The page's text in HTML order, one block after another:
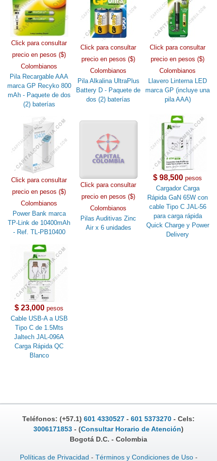
Click para consultar
precio en pesos ($)
Colombianos
Pila Recargable AAA
marca GP Recyko 800
mAh - Paquete de dos
(2) baterías
Click para consultar
precio en pesos ($)
Colombianos
Pila Alkalina UltraPlus
Battery D - Paquete de
dos (2) baterías
Click para consultar
precio en pesos ($)
Colombianos
Llavero Linterna LED
marca GP (incluye una
pila AAA)
Click para consultar
precio en pesos ($)
Colombianos
Power Bank marca
TP-Link de 10400mAh
- Ref. TL-PB10400
Click para consultar
precio en pesos ($)
Colombianos
Pilas Auditivas Zinc
Air x 6 unidades
$ 98,500 pesos
Cargador Carga
Rápida GaN 65W con
cable Tipo C JAL-56
para carga rápida
Quick Charge y Power
Delivery
$ 23,000 pesos
Cable USB-A a USB
Tipo C de 1.5Mts
Jaltech JAL-096A
Carga Rápida QC
Blanco
Teléfonos: (+57.1) 601 4330527 - 601 5373270 - Cels:
3006171853 - (Consultar Horario de Atención)
Bogotá D.C. - Colombia
Políticas de Privacidad - Términos y Condiciones de Uso-